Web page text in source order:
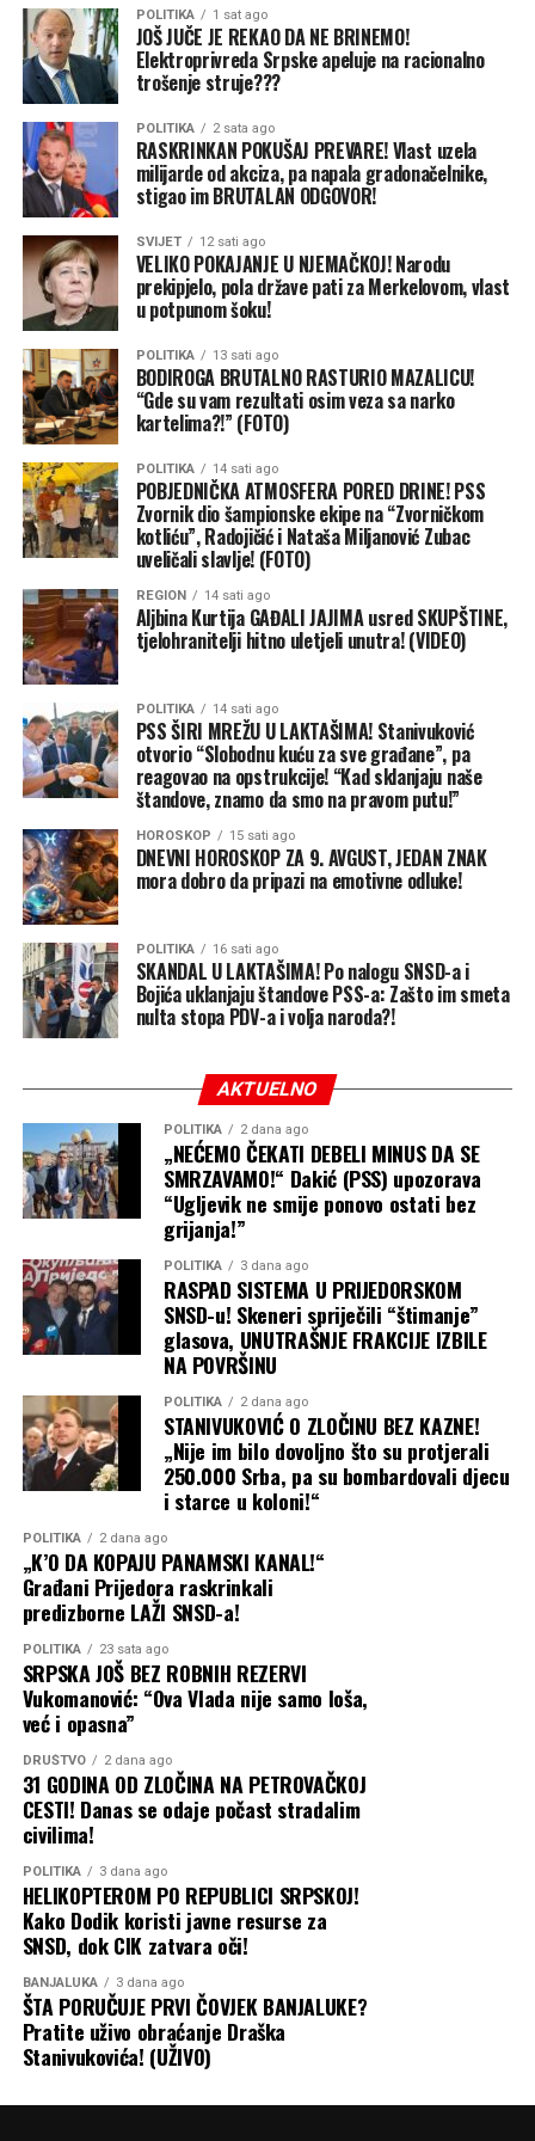
mažu oči narodu, zaključuju naši sagovornici.
(BN) Foto: BN
prostom većinom bez prava veta.
(BN)
POLITIKA 1 sat ago
JOŠ JUČE JE REKAO DA NE BRINEMO!
Elektroprivreda Srpske apeluje na racionalno
trošenje struje???
POLITIKA 2 sata ago
RASKRINKAN POKUŠAJ PREVARE! Vlast uzela
milijarde od akciza, pa napala gradonačelnike,
stigao im BRUTALAN ODGOVOR!
SVIJET 12 sati ago
VELIKO POKAJANJE U NJEMAČKOJ! Narodu
prekipjelo, pola države pati za Merkelovom, vlast
u potpunom šoku!
POLITIKA 13 sati ago
BODIROGA BRUTALNO RASTURIO MAZALICU!
“Gde su vam rezultati osim veza sa narko
kartelima?!” (FOTO)
POLITIKA 14 sati ago
POBJEDNIČKA ATMOSFERA PORED DRINE! PSS
Zvornik dio šampionske ekipe na “Zvorničkom
kotliću”, Radojičić i Nataša Miljanović Zubac
uveličali slavlje! (FOTO)
REGION 14 sati ago
Aljbina Kurtija GAĐALI JAJIMA usred SKUPŠTINE,
tjelohranitelji hitno uletjeli unutra! (VIDEO)
POLITIKA 14 sati ago
PSS ŠIRI MREŽU U LAKTAŠIMA! Stanivuković
otvorio “Slobodnu kuću za sve građane”, pa
reagovao na opstrukcije! “Kad sklanjaju naše
štandove, znamo da smo na pravom putu!”
HOROSKOP 15 sati ago
DNEVNI HOROSKOP ZA 9. AVGUST, JEDAN ZNAK
mora dobro da pripazi na emotivne odluke!
POLITIKA 16 sati ago
SKANDAL U LAKTAŠIMA! Po nalogu SNSD-a i
Bojića uklanjaju štandove PSS-a: Zašto im smeta
nulta stopa PDV-a i volja naroda?!
AKTUELNO
POLITIKA 2 dana ago
„NEĆEMO ČEKATI DEBELI MINUS DA SE
SMRZAVAMO!“ Dakić (PSS) upozorava
“Ugljevik ne smije ponovo ostati bez
grijanja!”
POLITIKA 3 dana ago
RASPAD SISTEMA U PRIJEDORSKOM
SNSD-u! Skeneri spriječili “štimanje”
glasova, UNUTRAŠNJE FRAKCIJE IZBILE
NA POVRŠINU
POLITIKA 2 dana ago
STANIVUKOVIĆ O ZLOČINU BEZ KAZNE!
„Nije im bilo dovoljno što su protjerali
250.000 Srba, pa su bombardovali djecu
i starce u koloni!“
POLITIKA 2 dana ago
„K’O DA KOPAJU PANAMSKI KANAL!“
Građani Prijedora raskrinkali
predizborne LAŽI SNSD-a!
POLITIKA 23 sata ago
SRPSKA JOŠ BEZ ROBNIH REZERVI
Vukomanović: “Ova Vlada nije samo loša,
već i opasna”
DRUŠTVO 2 dana ago
31 GODINA OD ZLOČINA NA PETROVAČKOJ
CESTI! Danas se odaje počast stradalim
civilima!
POLITIKA 3 dana ago
HELIKOPTEROM PO REPUBLICI SRPSKOJ!
Kako Dodik koristi javne resurse za
SNSD, dok CIK zatvara oči!
BANJALUKA 3 dana ago
ŠTA PORUČUJE PRVI ČOVJEK BANJALUKE?
Pratite uživo obraćanje Draška
Stanivukovića! (UŽIVO)